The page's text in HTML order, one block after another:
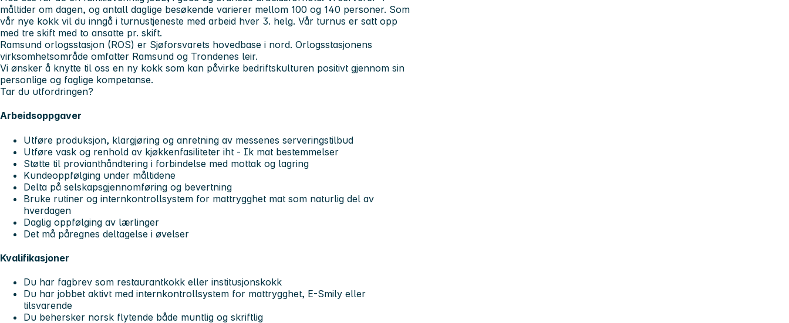
måltider om dagen, og antall daglige besøkende varierer mellom 100 og 140 personer. Som
vår nye kokk vil du inngå i turnustjeneste med arbeid hver 3. helg. Vår turnus er satt opp
med tre skift med to ansatte pr. skift.
Ramsund orlogsstasjon (ROS) er Sjøforsvarets hovedbase i nord. Orlogsstasjonens
virksomhetsområde omfatter Ramsund og Trondenes leir.
Vi ønsker å knytte til oss en ny kokk som kan påvirke bedriftskulturen positivt gjennom sin
personlige og faglige kompetanse.
Tar du utfordringen?
Arbeidsoppgaver
Utføre produksjon, klargjøring og anretning av messenes serveringstilbud
Utføre vask og renhold av kjøkkenfasiliteter iht - Ik mat bestemmelser
Støtte til provianthåndtering i forbindelse med mottak og lagring
Kundeoppfølging under måltidene
Delta på selskapsgjennomføring og bevertning
Bruke rutiner og internkontrollsystem for mattrygghet mat som naturlig del av
hverdagen
Daglig oppfølging av lærlinger
Det må påregnes deltagelse i øvelser
Kvalifikasjoner
Du har fagbrev som restaurantkokk eller institusjonskokk
Du har jobbet aktivt med internkontrollsystem for mattrygghet, E-Smily eller
tilsvarende
Du behersker norsk flytende både muntlig og skriftlig